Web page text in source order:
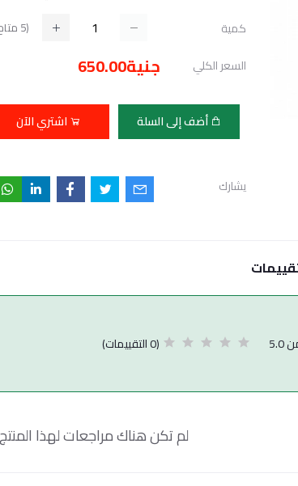
كمية (
5
السعر الكلي جنية650.00
أضف إلى السلة اشتري الآن
يشارك
5.0 (0 التقييمات)
لم تكن هناك مراجعات لهذا